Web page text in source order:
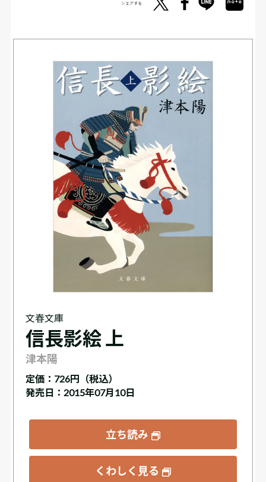
シェアする
文春文庫
信長影絵 上
津本陽
定価： 726円（税込）
発売日：2015年07月10日
立ち読み
くわしく見る